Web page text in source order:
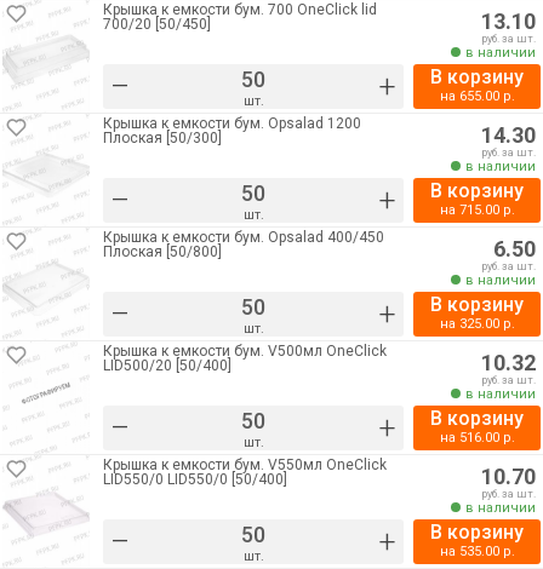
Крышка к емкости бум. 700 OneСlick lid
700/20 [50/450]
– шт. +
13.10
руб. за шт.
в наличии
В корзину
на 655.00р.
Крышка к емкости бум. Opsalad 1200
Плоская [50/300]
– шт. +
14.30
руб. за шт.
в наличии
В корзину
на 715.00р.
Крышка к емкости бум. Opsalad 400/450
Плоская [50/800]
– шт. +
6.50
руб. за шт.
в наличии
В корзину
на 325.00р.
Крышка к емкости бум. V500мл OneClick
LID500/20 [50/400]
– шт. +
10.32
руб. за шт.
в наличии
В корзину
на 516.00р.
Крышка к емкости бум. V550мл OneClick
LID550/0 LID550/0 [50/400]
– шт. +
10.70
руб. за шт.
в наличии
В корзину
на 535.00р.